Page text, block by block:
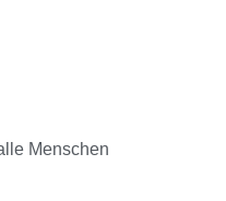
Menschen